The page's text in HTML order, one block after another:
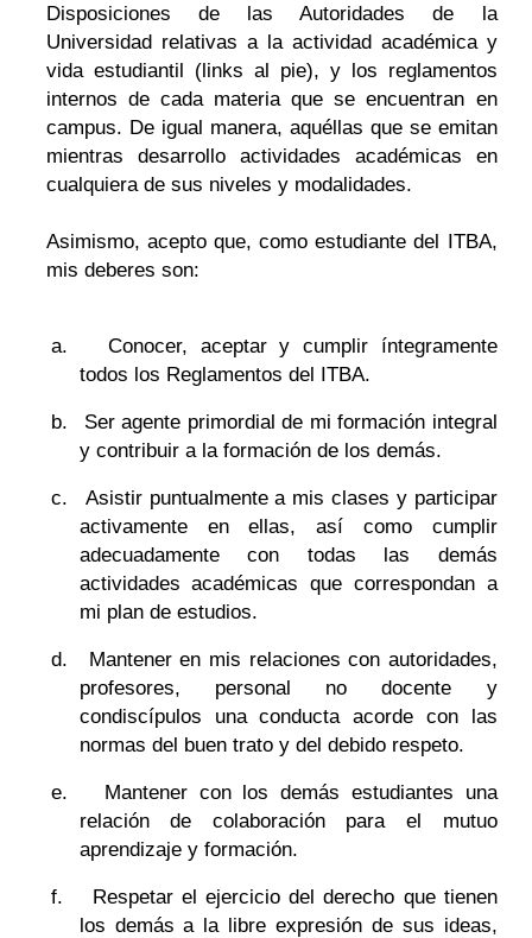
Disposiciones de las Autoridades de la
Universidad relativas a la actividad académica y
vida estudiantil (links al pie), y los reglamentos
internos de cada materia que se encuentran en
campus. De igual manera, aquéllas que se emitan
mientras desarrollo actividades académicas en
cualquiera de sus niveles y modalidades.
Asimismo, acepto que, como estudiante del ITBA,
mis deberes son:
a.
Conocer, aceptar y cumplir íntegramente
todos los Reglamentos del ITBA.
b.
Ser agente primordial de mi formación integral
y contribuir a la formación de los demás.
c.
Asistir puntualmente a mis clases y participar
activamente en ellas, así como cumplir
adecuadamente con todas las demás
actividades académicas que correspondan a
mi plan de estudios.
d.
Mantener en mis relaciones con autoridades,
profesores, personal no docente y
condiscípulos una conducta acorde con las
normas del buen trato y del debido respeto.
e.
Mantener con los demás estudiantes una
relación de colaboración para el mutuo
aprendizaje y formación.
f.
Respetar el ejercicio del derecho que tienen
los demás a la libre expresión de sus ideas,